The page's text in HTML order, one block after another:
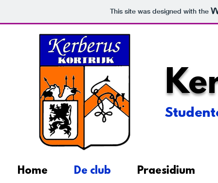
This site was designed with the
Home De club Praesidium